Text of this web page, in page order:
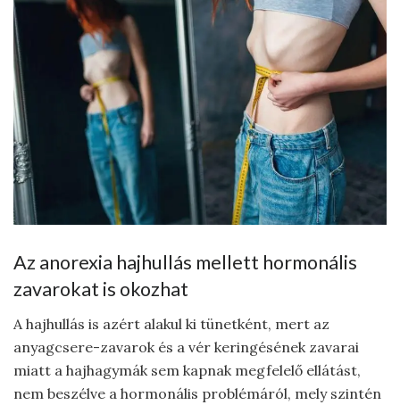
Az anorexia hajhullás mellett hormonális
zavarokat is okozhat
A hajhullás is azért alakul ki tünetként, mert az
anyagcsere-zavarok és a vér keringésének zavarai
miatt a hajhagymák sem kapnak megfelelő ellátást,
nem beszélve a hormonális problémáról, mely szintén